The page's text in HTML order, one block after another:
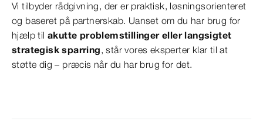
Vi tilbyder rådgivning, der er praktisk, løsningsorienteret
og baseret på partnerskab. Uanset om du har brug for
hjælp tilakutte problemstillinger eller langsigtet
strategisk sparring, står vores eksperter klar til at
støtte dig – præcis når du har brug for det.